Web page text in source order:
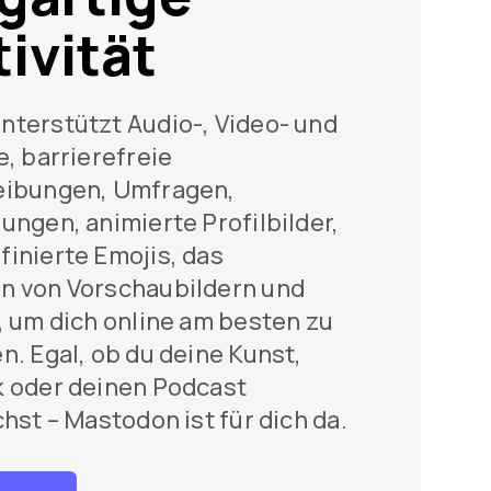
Audio-, Video- und
barrierefreie
Umfragen,
animierte Profilbilder,
Emojis, das
von Vorschaubildern und
um dich online am besten zu
Egal, ob du deine Kunst,
oder deinen Podcast
– Mastodon ist für dich da.